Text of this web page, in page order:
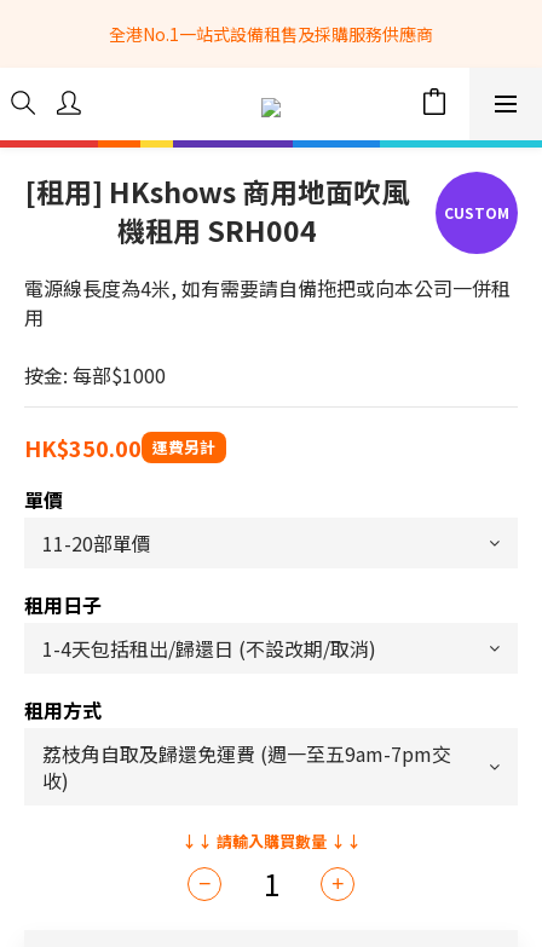
全港No.1一站式設備租售及採購服務供應商
全港No.1一站式設備租售及採購服務供應商
選購現貨產品全單滿$3500自家專送免運費 (只限網站落單, 不適用
於急單, 訂制產品, 屏風, 籠車, 舞台等)
info@hkbasket.com
全港No.1一站式設備租售及採購服務供應商
[租用] HKshows 商用地面吹風
機租用 SRH004
電源線長度為4米, 如有需要請自備拖把或向本公司一併租
用
按金: 每部$1000
HK$350.00
單價
租用日子
租用方式